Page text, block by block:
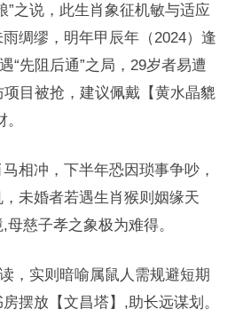
”之说，此生肖象征机敏与适应
绸缪，明年甲辰年（2024）逢
“先阻后通”之局，29岁者易遭
目被抢，建议佩戴【黄水晶貔
相冲，下半年恐因琐事争吵，
未婚者若遇生肖猴则姻缘天
慈子孝之象极为难得。
，实则暗喻属鼠人需规避短期
摆放【文昌塔】,助长远谋划。